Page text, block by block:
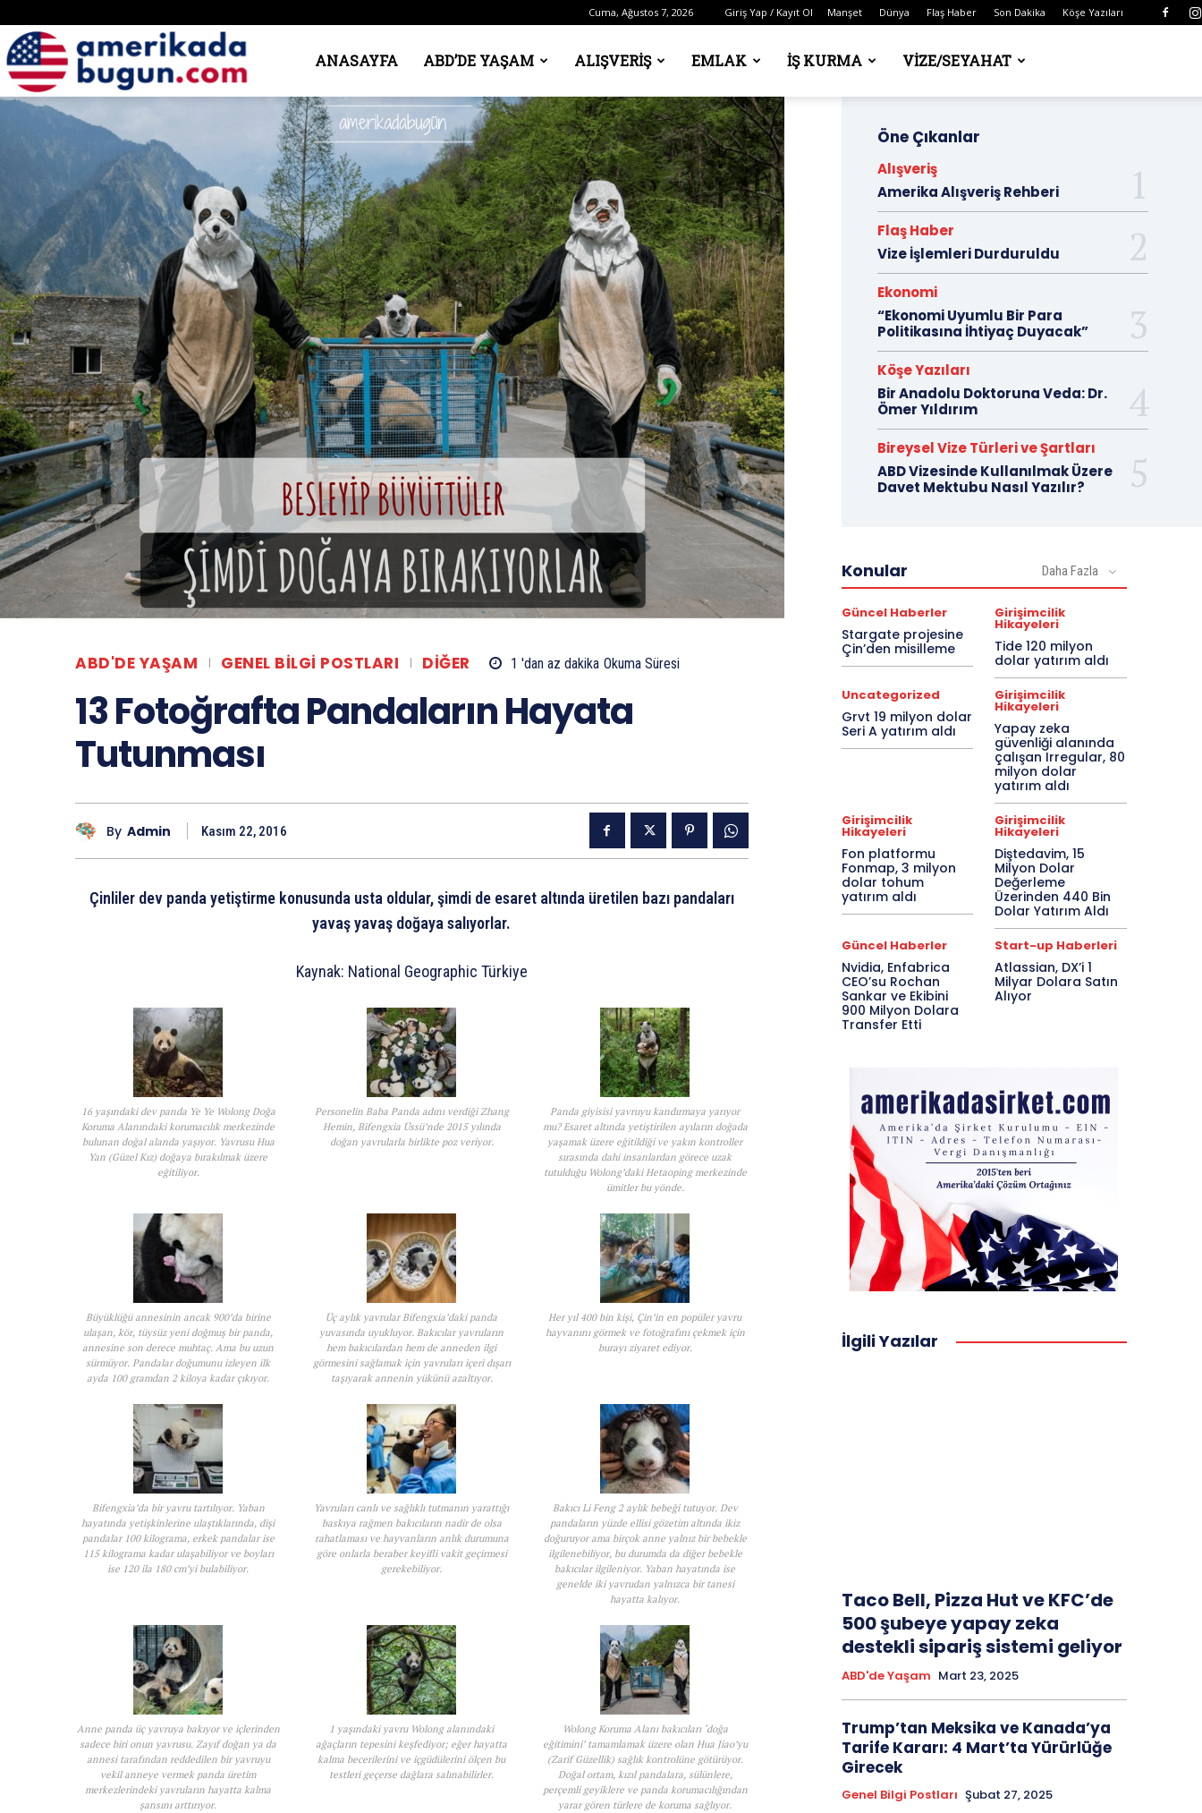
Cuma, Ağustos 7, 2026 Giriş Yap / Kayıt Ol Manşet Dünya Flaş Haber Son Dakika Köşe Yazıları
Amerika’da
Bugün
ANASAYFA ABD’DE YAŞAM ALIŞVERIŞ EMLAK İŞ KURMA VIZE/SEYAHAT
ABD'DE YAŞAM GENEL BILGI POSTLARI DIĞER 1 'dan az dakika Okuma Süresi
13 Fotoğrafta Pandaların Hayata
Tutunması
By Admin Kasım 22, 2016
Çinliler dev panda yetiştirme konusunda usta oldular, şimdi de esaret altında üretilen bazı pandaları
yavaş yavaş doğaya salıyorlar.
Kaynak: National Geographic Türkiye
16 yaşındaki dev panda Ye Ye Wolong Doğa
Koruma Alanındaki korumacılık merkezinde
bulunan doğal alanda yaşıyor. Yavrusu Hua
Yan (Güzel Kız) doğaya bırakılmak üzere
eğitiliyor.
Personelin Baba Panda adını verdiği Zhang
Hemin, Bifengxia Üssü’nde 2015 yılında
doğan yavrularla birlikte poz veriyor.
Panda giyisisi yavruyu kandırmaya yarıyor
mu? Esaret altında yetiştirilen ayıların doğada
yaşamak üzere eğitildiği ve yakın kontroller
sırasında dahi insanlardan görece uzak
tutulduğu Wolong’daki Hetaoping merkezinde
ümitler bu yönde.
Büyüklüğü annesinin ancak 900’da birine
ulaşan, kör, tüysüz yeni doğmuş bir panda,
annesine son derece muhtaç. Ama bu uzun
sürmüyor. Pandalar doğumunu izleyen ilk
ayda 100 gramdan 2 kiloya kadar çıkıyor.
Üç aylık yavrular Bifengxia’daki panda
yuvasında uyukluyor. Bakıcılar yavruların
hem bakıcılardan hem de anneden ilgi
görmesini sağlamak için yavruları içeri dışarı
taşıyarak annenin yükünü azaltıyor.
Her yıl 400 bin kişi, Çin’in en popüler yavru
hayvanını görmek ve fotoğrafını çekmek için
burayı ziyaret ediyor.
Bifengxia’da bir yavru tartılıyor. Yaban
hayatında yetişkinlerine ulaştıklarında, dişi
pandalar 100 kilograma, erkek pandalar ise
115 kilograma kadar ulaşabiliyor ve boyları
ise 120 ila 180 cm’yi bulabiliyor.
Yavruları canlı ve sağlıklı tutmanın yarattığı
baskıya rağmen bakıcıların nadir de olsa
rahatlaması ve hayvanların anlık durumuna
göre onlarla beraber keyifli vakit geçirmesi
gerekebiliyor.
Bakıcı Li Feng 2 aylık bebeği tutuyor. Dev
pandaların yüzde ellisi gözetim altında ikiz
doğuruyor ama birçok anne yalnız bir bebekle
ilgilenebiliyor, bu durumda da diğer bebekle
bakıcılar ilgileniyor. Yaban hayatında ise
genelde iki yavrudan yalnızca bir tanesi
hayatta kalıyor.
Anne panda üç yavruya bakıyor ve içlerinden
sadece biri onun yavrusu. Zayıf doğan ya da
annesi tarafından reddedilen bir yavruyu
vekil anneye vermek panda üretim
merkezlerindeki yavruların hayatta kalma
şansını arttırıyor.
1 yaşındaki yavru Wolong alanındaki
ağaçların tepesini keşfediyor; eğer hayatta
kalma becerilerini ve içgüdülerini ölçen bu
testleri geçerse dağlara salınabilirler.
Wolong Koruma Alanı bakıcıları ‘doğa
eğitimini’ tamamlamak üzere olan Hua Jiao’yu
(Zarif Güzellik) sağlık kontrolüne götürüyor.
Doğal ortam, kızıl pandalara, sülünlere,
perçemli geyiklere ve panda korumacılığından
yarar gören türlere de koruma sağlıyor.
Öne Çıkanlar
Alışveriş
Amerika Alışveriş Rehberi
Flaş Haber
Vize İşlemleri Durduruldu
Ekonomi
“Ekonomi Uyumlu Bir Para
Politikasına İhtiyaç Duyacak”
Köşe Yazıları
Bir Anadolu Doktoruna Veda: Dr.
Ömer Yıldırım
Bireysel Vize Türleri ve Şartları
ABD Vizesinde Kullanılmak Üzere
Davet Mektubu Nasıl Yazılır?
Konular Daha Fazla
Güncel Haberler
Stargate projesine
Çin’den misilleme
Girişimcilik
Hikayeleri
Tide 120 milyon
dolar yatırım aldı
Uncategorized
Grvt 19 milyon dolar
Seri A yatırım aldı
Girişimcilik
Hikayeleri
Yapay zeka
güvenliği alanında
çalışan Irregular, 80
milyon dolar
yatırım aldı
Girişimcilik
Hikayeleri
Fon platformu
Fonmap, 3 milyon
dolar tohum
yatırım aldı
Girişimcilik
Hikayeleri
Diştedavim, 15
Milyon Dolar
Değerleme
Üzerinden 440 Bin
Dolar Yatırım Aldı
Güncel Haberler
Nvidia, Enfabrica
CEO’su Rochan
Sankar ve Ekibini
900 Milyon Dolara
Transfer Etti
Start-up Haberleri
Atlassian, DX’i 1
Milyar Dolara Satın
Alıyor
İlgili Yazılar
Taco Bell, Pizza Hut ve KFC’de
500 şubeye yapay zeka
destekli sipariş sistemi geliyor
ABD'de Yaşam Mart 23, 2025
Trump’tan Meksika ve Kanada’ya
Tarife Kararı: 4 Mart’ta Yürürlüğe
Girecek
Genel Bilgi Postları Şubat 27, 2025